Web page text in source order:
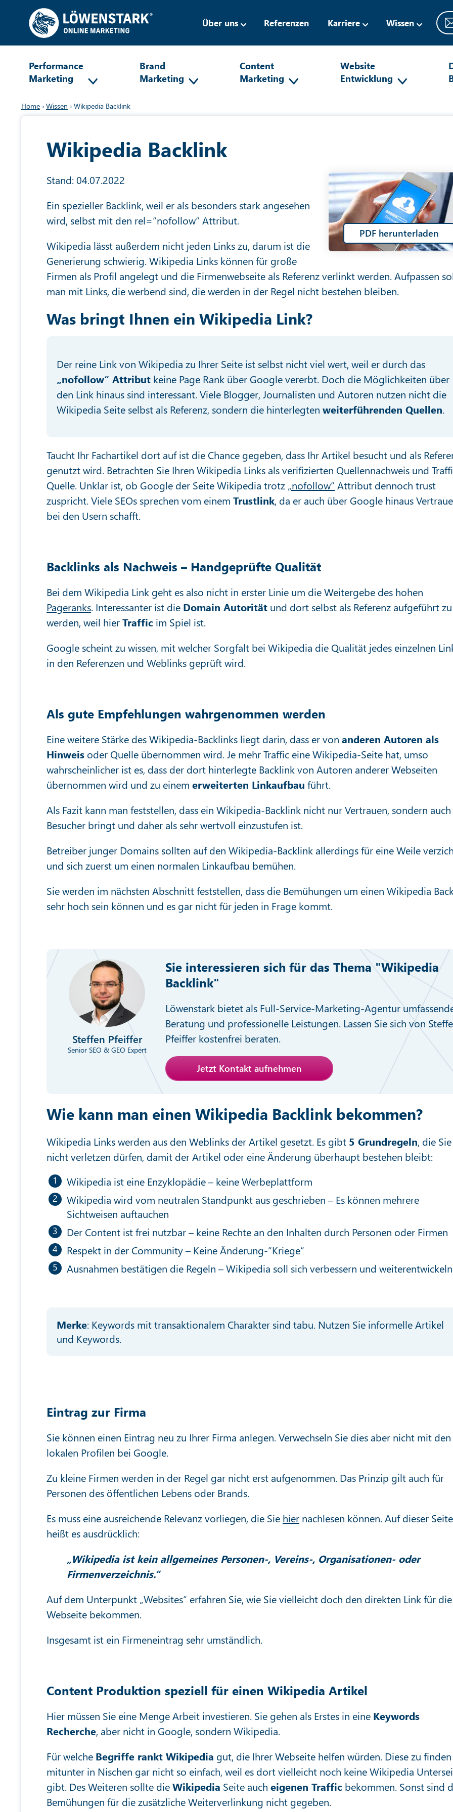
Über uns Referenzen Karriere Wissen
Performance
Marketing
Brand
Marketing
Content
Marketing
Website
Entwicklung
Home › Wissen › Wikipedia Backlink
Wikipedia Backlink
PDF herunterladen
Stand: 04.07.2022
Ein spezieller Backlink, weil er als besonders stark angesehen
wird, selbst mit den rel=“nofollow“ Attribut.
Wikipedia lässt außerdem nicht jeden Links zu, darum ist die
Generierung schwierig. Wikipedia Links können für große
Firmen als Profil angelegt und die Firmenwebseite als Referenz verlinkt werden. Aufpassen
man mit Links, die werbend sind, die werden in der Regel nicht bestehen bleiben.
Was bringt Ihnen ein Wikipedia Link?
Der reine Link von Wikipedia zu Ihrer Seite ist selbst nicht viel wert, weil er durch das
„nofollow“ Attribut keine Page Rank über Google vererbt. Doch die Möglichkeiten über
den Link hinaus sind interessant. Viele Blogger, Journalisten und Autoren nutzen nicht die
Wikipedia Seite selbst als Referenz, sondern die hinterlegten weiterführenden Quellen.
Taucht Ihr Fachartikel dort auf ist die Chance gegeben, dass Ihr Artikel besucht und als
genutzt wird. Betrachten Sie Ihren Wikipedia Links als verifizierten Quellennachweis und
Quelle. Unklar ist, ob Google der Seite Wikipedia trotz „nofollow“ Attribut dennoch trust
zuspricht. Viele SEOs sprechen vom einem Trustlink, da er auch über Google hinaus
bei den Usern schafft.
Backlinks als Nachweis – Handgeprüfte Qualität
Bei dem Wikipedia Link geht es also nicht in erster Linie um die Weitergebe des hohen
Pageranks. Interessanter ist die Domain Autorität und dort selbst als Referenz aufgeführt zu
werden, weil hierTraffic im Spiel ist.
Google scheint zu wissen, mit welcher Sorgfalt bei Wikipedia die Qualität jedes einzelnen
in den Referenzen und Weblinks geprüft wird.
Als gute Empfehlungen wahrgenommen werden
Eine weitere Stärke des Wikipedia-Backlinks liegt darin, dass er von anderen Autoren als
Hinweis oder Quelle übernommen wird. Je mehr Traffic eine Wikipedia-Seite hat, umso
wahrscheinlicher ist es, dass der dort hinterlegte Backlink von Autoren anderer Webseiten
übernommen wird und zu einem erweiterten Linkaufbau führt.
Als Fazit kann man feststellen, dass ein Wikipedia-Backlink nicht nur Vertrauen, sondern auch
Besucher bringt und daher als sehr wertvoll einzustufen ist.
Betreiber junger Domains sollten auf den Wikipedia-Backlink allerdings für eine Weile
und sich zuerst um einen normalen Linkaufbau bemühen.
Sie werden im nächsten Abschnitt feststellen, dass die Bemühungen um einen Wikipedia
sehr hoch sein können und es gar nicht für jeden in Frage kommt.
Steffen Pfeiffer
Senior SEO & GEO Expert
Sie interessieren sich für das Thema "Wikipedia
Backlink"
Löwenstark bietet als Full-Service-Marketing-Agentur
Beratung und professionelle Leistungen. Lassen Sie sich von
Pfeiffer kostenfrei beraten.
Jetzt Kontakt aufnehmen
Wie kann man einen Wikipedia Backlink bekommen?
Wikipedia Links werden aus den Weblinks der Artikel gesetzt. Es gibt 5 Grundregeln, die Sie
nicht verletzen dürfen, damit der Artikel oder eine Änderung überhaupt bestehen bleibt:
Wikipedia ist eine Enzyklopädie – keine Werbeplattform
Wikipedia wird vom neutralen Standpunkt aus geschrieben – Es können mehrere
Sichtweisen auftauchen
Der Content ist frei nutzbar – keine Rechte an den Inhalten durch Personen oder Firmen
Respekt in der Community – Keine Änderung-“Kriege“
Ausnahmen bestätigen die Regeln – Wikipedia soll sich verbessern und weiterentwickeln
Merke: Keywords mit transaktionalem Charakter sind tabu. Nutzen Sie informelle Artikel
und Keywords.
Eintrag zur Firma
Sie können einen Eintrag neu zu Ihrer Firma anlegen. Verwechseln Sie dies aber nicht mit den
lokalen Profilen bei Google.
Zu kleine Firmen werden in der Regel gar nicht erst aufgenommen. Das Prinzip gilt auch für
Personen des öffentlichen Lebens oder Brands.
Es muss eine ausreichende Relevanz vorliegen, die Sie hier nachlesen können. Auf dieser Seite
heißt es ausdrücklich:
„Wikipedia ist kein allgemeines Personen-, Vereins-, Organisationen- oder
Firmenverzeichnis.“
Auf dem Unterpunkt „Websites“ erfahren Sie, wie Sie vielleicht doch den direkten Link für die
Webseite bekommen.
Insgesamt ist ein Firmeneintrag sehr umständlich.
Content Produktion speziell für einen Wikipedia Artikel
Hier müssen Sie eine Menge Arbeit investieren. Sie gehen als Erstes in eine Keywords
Recherche, aber nicht in Google, sondern Wikipedia.
Für welche Begriffe rankt Wikipedia gut, die Ihrer Webseite helfen würden. Diese zu
mitunter in Nischen gar nicht so einfach, weil es dort vielleicht noch keine Wikipedia
gibt. Des Weiteren sollte dieWikipedia Seite auch eigenen Traffic bekommen. Sonst sind
Bemühungen für die zusätzliche Weiterverlinkung nicht gegeben.